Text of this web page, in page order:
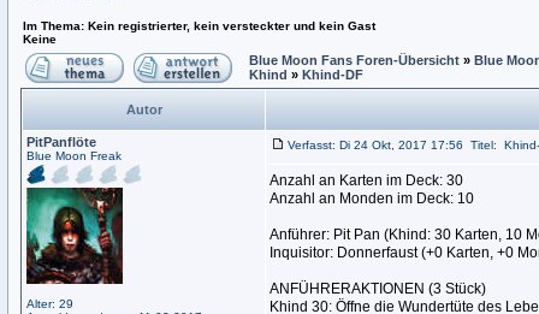
Im Thema: Kein registrierter, kein versteckter und kein Gast
Keine
Blue Moon Fans Foren-Übersicht » Blue
Khind » Khind-DF
Autor
PitPanflöte
Blue Moon Freak
Alter: 29
Verfasst: Di 24 Okt, 2017 17:56 Titel:
Anzahl an Karten im Deck: 30
Anzahl an Monden im Deck: 10
Anführer: Pit Pan (Khind: 30 Karten, 10
Inquisitor: Donnerfaust (+0 Karten, +0
ANFÜHRERAKTIONEN (3 Stück)
Khind 30: Öffne die Wundertüte des